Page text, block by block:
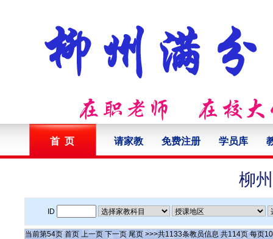
首 页 请家教 免费注册 学员库
柳
ID
当前第54页 首页 上一页 下一页 尾页 >>>共1133条教员信息 共114页 每页10